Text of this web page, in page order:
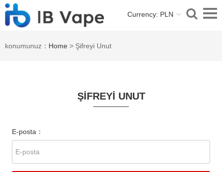
Currency: PLN
konumunuz： Home > Şifreyi Unut
ŞIFREYI UNUT
E-posta：